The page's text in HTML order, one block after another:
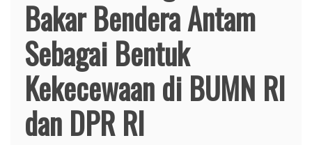
Bakar Bendera Antam
Sebagai Bentuk
Kekecewaan di BUMN RI
dan DPR RI